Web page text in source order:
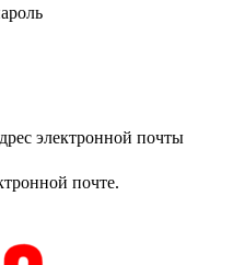
электронной почты
почте.